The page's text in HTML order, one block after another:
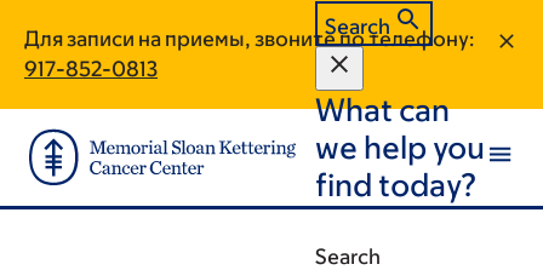
main
content
footer
Для записи на приемы, звоните по телефону:
917-852-0813
Search
What can
we help you
find today?
Search